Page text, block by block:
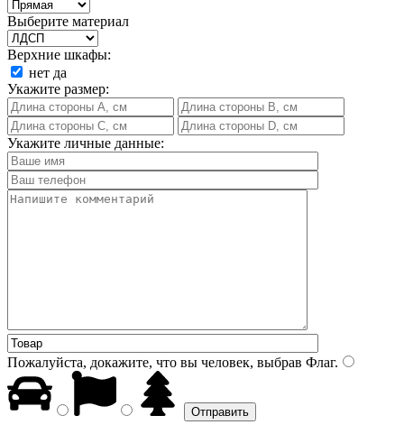
Выберите материал
Верхние шкафы:
нет да
Укажите размер:
Укажите личные данные:
Пожалуйста, докажите, что вы человек, выбрав Флаг.